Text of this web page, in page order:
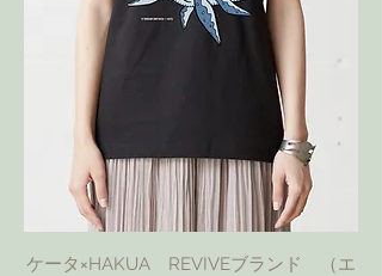
ケータ×HAKUA REVIVEブランド （エ